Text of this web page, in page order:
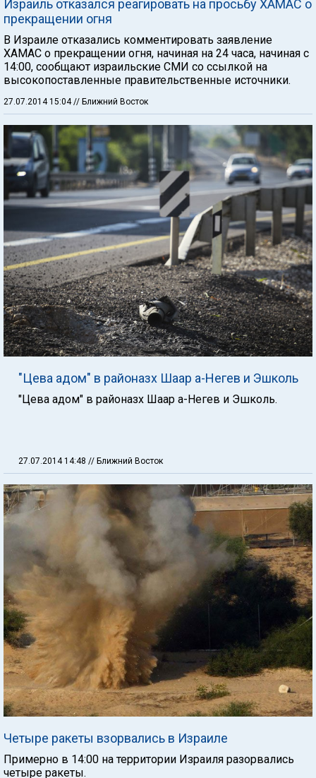
Израиль отказался реагировать на просьбу ХАМАС о
прекращении огня
В Израиле отказались комментировать заявление
ХАМАС о прекращении огня, начиная на 24 часа, начиная с
14:00, сообщают израильские СМИ со ссылкой на
высокопоставленные правительственные источники.
27.07.2014 15:04 // Ближний Восток
"Цева адом" в районазх Шаар а-Негев и Эшколь
"Цева адом" в районазх Шаар а-Негев и Эшколь.
27.07.2014 14:48 // Ближний Восток
Четыре ракеты взорвались в Израиле
Примерно в 14:00 на территории Израиля разорвались
четыре ракеты.